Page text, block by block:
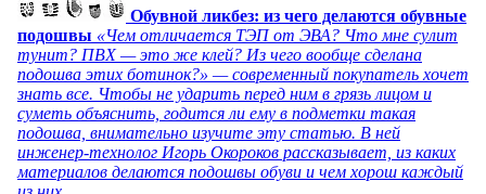
Обувной ликбез: из чего делаются обувные
подошвы «Чем отличается ТЭП от ЭВА? Что мне сулит
тунит? ПВХ — это же клей? Из чего вообще сделана
подошва этих ботинок?» — современный покупатель хочет
знать все. Чтобы не ударить перед ним в грязь лицом и
суметь объяснить, годится ли ему в подметки такая
подошва, внимательно изучите эту статью. В ней
инженер-технолог Игорь Окороков рассказывает, из каких
материалов делаются подошвы обуви и чем хорош каждый